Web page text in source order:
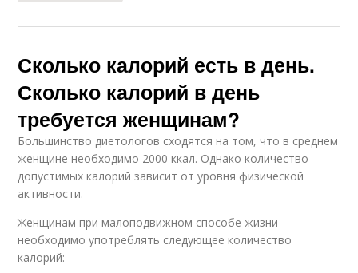
Сколько калорий есть в день.
Сколько калорий в день
требуется женщинам?
Большинство диетологов сходятся на том, что в среднем
женщине необходимо 2000 ккал. Однако количество
допустимых калорий зависит от уровня физической
активности.
Женщинам при малоподвижном способе жизни
необходимо употреблять следующее количество
калорий: